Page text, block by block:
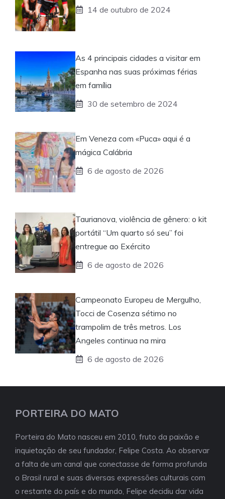
14 de outubro de 2024
As 4 principais cidades a visitar em
Espanha nas suas próximas férias
em família
30 de setembro de 2024
Em Veneza com «Puca» aqui é a
mágica Calábria
6 de agosto de 2026
Taurianova, violência de gênero: o kit
portátil “Um quarto só seu” foi
entregue ao Exército
6 de agosto de 2026
Campeonato Europeu de Mergulho,
Tocci de Cosenza sétimo no
trampolim de três metros. Los
Angeles continua na mira
6 de agosto de 2026
PORTEIRA DO MATO
Porteira do Mato nasceu em 2010, fruto da paixão e
inquietação de seu fundador, Felipe Costa. Ao observar
a falta de um canal que conectasse de forma profunda
o Brasil rural e suas diversas expressões culturais com
o restante do país e do mundo, Felipe decidiu dar vida